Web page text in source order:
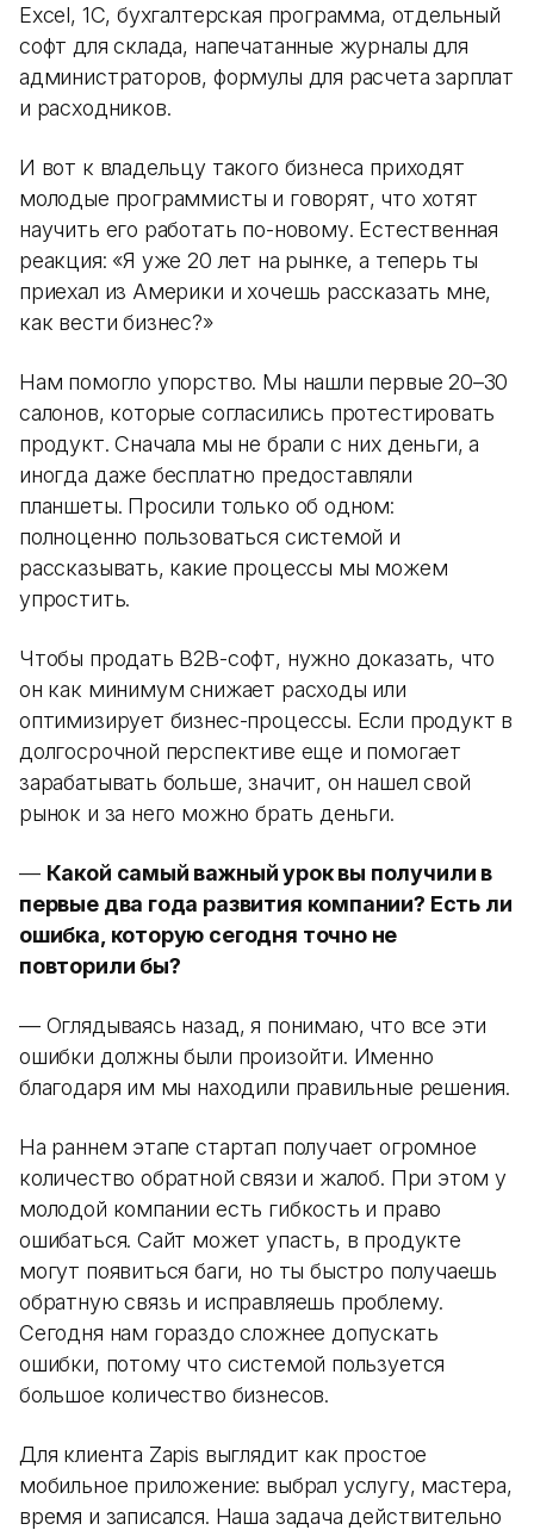
Excel, 1С, бухгалтерская программа, отдельный
софт для склада, напечатанные журналы для
администраторов, формулы для расчета зарплат
и расходников.
И вот к владельцу такого бизнеса приходят
молодые программисты и говорят, что хотят
научить его работать по-новому. Естественная
реакция: «Я уже 20 лет на рынке, а теперь ты
приехал из Америки и хочешь рассказать мне,
как вести бизнес?»
Нам помогло упорство. Мы нашли первые 20–30
салонов, которые согласились протестировать
продукт. Сначала мы не брали с них деньги, а
иногда даже бесплатно предоставляли
планшеты. Просили только об одном:
полноценно пользоваться системой и
рассказывать, какие процессы мы можем
упростить.
Чтобы продать B2B-софт, нужно доказать, что
он как минимум снижает расходы или
оптимизирует бизнес-процессы. Если продукт в
долгосрочной перспективе еще и помогает
зарабатывать больше, значит, он нашел свой
рынок и за него можно брать деньги.
— Какой самый важный урок вы получили в
первые два года развития компании? Есть ли
ошибка, которую сегодня точно не
повторили бы?
— Оглядываясь назад, я понимаю, что все эти
ошибки должны были произойти. Именно
благодаря им мы находили правильные решения.
На раннем этапе стартап получает огромное
количество обратной связи и жалоб. При этом у
молодой компании есть гибкость и право
ошибаться. Сайт может упасть, в продукте
могут появиться баги, но ты быстро получаешь
обратную связь и исправляешь проблему.
Сегодня нам гораздо сложнее допускать
ошибки, потому что системой пользуется
большое количество бизнесов.
Для клиента Zapis выглядит как простое
мобильное приложение: выбрал услугу, мастера,
время и записался. Наша задача действительно